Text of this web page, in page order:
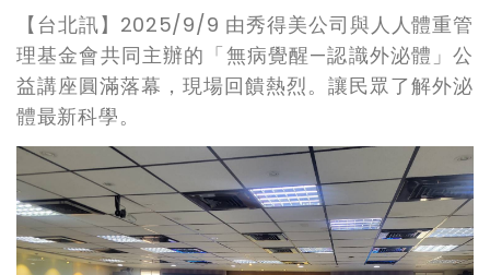
【台北訊】 2025/9/9 由秀得美公司與人人體重管
理基金會共同主辦的「無病覺醒—認識外泌體」公
益講座圓滿落幕，現場回饋熱烈。讓民眾了解外泌
體最新科學。